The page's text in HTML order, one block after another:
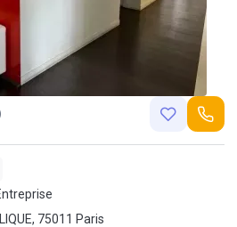
AVENUE DE LA REPUBLIQUE, 75011 Paris